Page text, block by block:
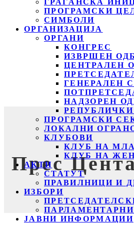
ГРАЃАНСКА
ПРОГРАМСКИ
СИМБОЛИ
ОРГАНИЗАЦИЈА
ОРГАНИ
КОНГРЕС
ИЗВРШЕН
ЦЕНТРАЛЕН
ГЕНЕРАЛЕН
НАДЗОРЕН
ПРОГРАМСКИ
ЛОКАЛНИ
КЛУБОВИ
КЛУБ НА
КЛУБ НА
АКТИ
СТАТУТ
ПРАВИЛНИЦИ И
ИЗБОРИ
ПАРЛАМЕНТАРНИ
ЈАВНИ ИНФОРМАЦИИ
Прес